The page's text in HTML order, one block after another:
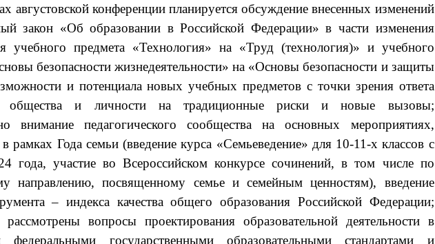
августовской конференции планируется обсуждение внесенных изменений
закон «Об образовании в Российской Федерации» в части изменения
учебного предмета «Технология» на «Труд (технология)» и учебного
безопасности жизнедеятельности» на «Основы безопасности и защиты
и потенциала новых учебных предметов с точки зрения ответа
общества и личности на традиционные риски и новые вызовы;
внимание педагогического сообщества на основных мероприятиях,
рамках Года семьи (введение курса «Семьеведение» для 10-11-х классов с
года, участие во Всероссийском конкурсе сочинений, в том числе по
направлению, посвященному семье и семейным ценностям), введение
– индекса качества общего образования Российской Федерации;
вопросы проектирования образовательной деятельности в
федеральными государственными образовательными стандартами и